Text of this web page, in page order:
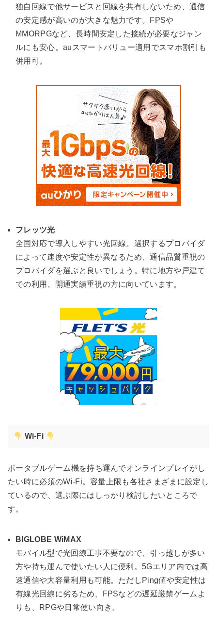
独自回線で他サービスと回線を共有しないため、通信
の安定感が高いのが大きな魅力です。FPSや
MMORPGなど、長時間安定した接続が必要なジャン
ルにも安心。auスマートバリュー適用でスマホ割引も
併用可。
フレッツ光
全国対応で導入しやすい光回線。選択するプロバイダ
によって速度や安定性が異なるため、通信品質重視の
プロバイダを選ぶと良いでしょう。特に地方や戸建て
での利用、開通実績重視の方に向いています。
Wi-Fi
ポータブルゲーム機を持ち運んでオンラインプレイがし
たい時に必須のWi-Fi。容量上限も各社さまざまに設定し
ているので、選ぶ際にはしっかり検討したいところで
す。
BIGLOBE WiMAX
モバイル型で光回線工事不要なので、引っ越しが多い
方や持ち運んで使いたい人に便利。5Gエリア内では高
速通信や大容量利用も可能。ただしPing値や安定性は
有線光回線に劣るため、FPSなどの遅延厳禁ゲームよ
りも、RPGや日常使い向き。